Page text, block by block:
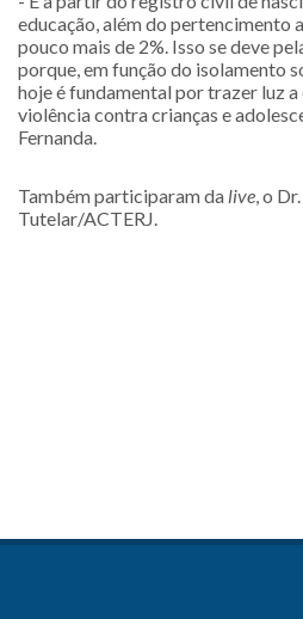
educação, além do pertencimento
pouco mais de 2%. Isso se deve
porque, em função do isolamento
hoje é fundamental por trazer luz
violência contra crianças e
Fernanda.
Também participaram da live, o
Tutelar/ACTERJ.